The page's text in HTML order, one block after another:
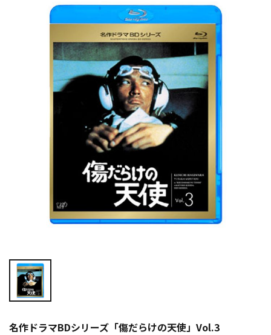
名作ドラマBDシリーズ「傷だらけの天使」Vol.3